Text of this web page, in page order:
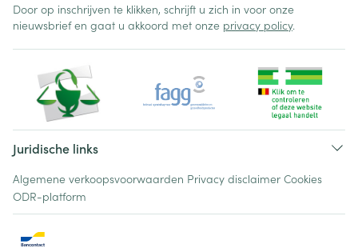
Door op inschrijven te klikken, schrijft u zich in voor onze
nieuwsbrief en gaat u akkoord met onze privacy policy.
Juridische links
Algemene verkoopsvoorwaarden Privacy disclaimer Cookies
ODR-platform